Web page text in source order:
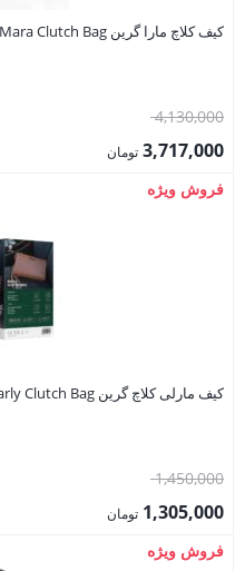
کیف کلاچ مارا گرین Green Lion Mara Clutch Bag
4,130,000قیمت
اصلی:3,717,000 تومان
قیمت
فروش ویژه
کیف مارلی کلاچ گرین Green Marly Clutch Bag
1,450,000قیمت
اصلی:1,305,000 تومان
قیمت
فروش ویژه